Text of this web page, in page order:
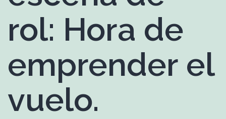
rol: Hora de
emprender el
vuelo.